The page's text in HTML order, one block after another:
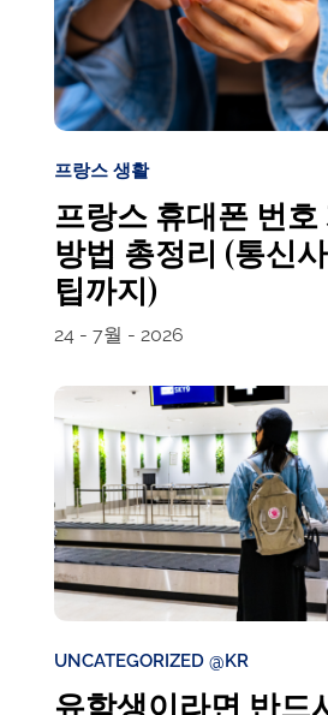
프랑스 생활
프랑스 휴대폰 번
방법 총정리 (통신
팁까지)
24 - 7월 - 2026
UNCATEGORIZED @KR
유학생이라면 반드